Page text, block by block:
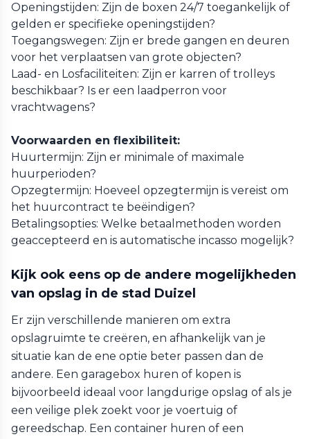
Openingstijden: Zijn de boxen 24/7 toegankelijk of
gelden er specifieke openingstijden?
Toegangswegen: Zijn er brede gangen en deuren
voor het verplaatsen van grote objecten?
Laad- en Losfaciliteiten: Zijn er karren of trolleys
beschikbaar? Is er een laadperron voor
vrachtwagens?
Voorwaarden en flexibiliteit:
Huurtermijn: Zijn er minimale of maximale
huurperioden?
Opzegtermijn: Hoeveel opzegtermijn is vereist om
het huurcontract te beëindigen?
Betalingsopties: Welke betaalmethoden worden
geaccepteerd en is automatische incasso mogelijk?
Kijk ook eens op de andere mogelijkheden
van opslag in de stad Duizel
Er zijn verschillende manieren om extra
opslagruimte te creëren, en afhankelijk van je
situatie kan de ene optie beter passen dan de
andere. Een garagebox huren of kopen is
bijvoorbeeld ideaal voor langdurige opslag of als je
een veilige plek zoekt voor je voertuig of
gereedschap. Een container huren of een